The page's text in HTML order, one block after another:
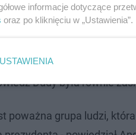
nie powiedział o
z prezydentem
Dudy była równie
poważna grupa ludzi, która
informacje dotyczące
oraz po kliknięciu w „Ustawienia”.
USTAWIENIA